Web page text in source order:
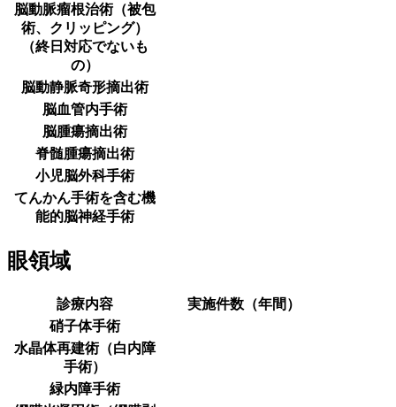
脳動脈瘤根治術（被包
術、クリッピング）
（終日対応でないも
の）
脳動静脈奇形摘出術
脳血管内手術
脳腫瘍摘出術
脊髄腫瘍摘出術
小児脳外科手術
てんかん手術を含む機
能的脳神経手術
眼領域
診療内容
実施件数（年間）
硝子体手術
水晶体再建術（白内障
手術）
緑内障手術